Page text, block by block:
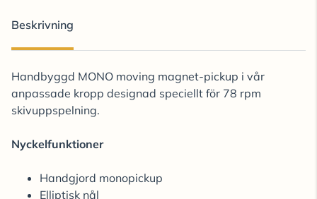
Beskrivning
Handbyggd MONO moving magnet-pickup i vår
anpassade kropp designad speciellt för 78 rpm
skivuppspelning.
Nyckelfunktioner
Handgjord monopickup
Elliptisk nål